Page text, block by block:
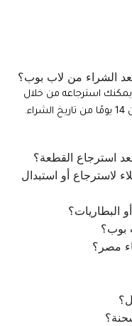
الشراء من لاب بوب؟
يمكنك استرجاعه من خلال
استرجاع القطعة؟
لاسترجاع أو استبدال
البطاريات؟
بوب؟
مصر؟